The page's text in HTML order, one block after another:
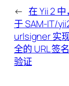
← 在 Yii 2
于 SAM-IT/
urlsigner 实
全的 URL 签
验证